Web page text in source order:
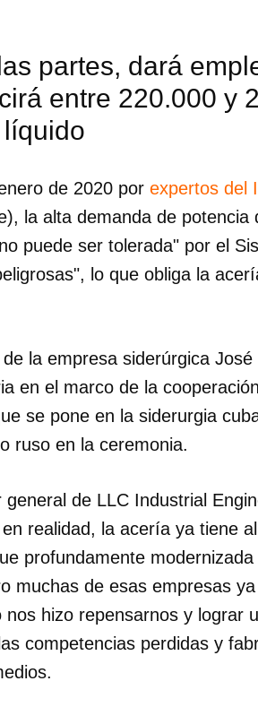
favorito, primero has de iniciar
INICIAR SESIÓN
partes, dará
entre 220.000 y
de 2020 por expertos del
la alta demanda de potencia
puede ser tolerada" por el
lo que obliga la
la empresa siderúrgica
en el marco de la
se pone en la siderurgia
ruso en la ceremonia.
de LLC Industrial
realidad, la acería ya tiene
profundamente
muchas de esas empresas
hizo repensarnos y lograr
competencias perdidas y